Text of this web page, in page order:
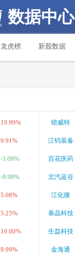
数据中心
龙虎榜 新股数据
19.99% 锴威特
9.91% 江钨装备
-5.09% 百花医药
-9.98% 北汽蓝谷
5.08% 江化微
5.25% 泰晶科技
10.00% 生益科技
9.99% 金海通